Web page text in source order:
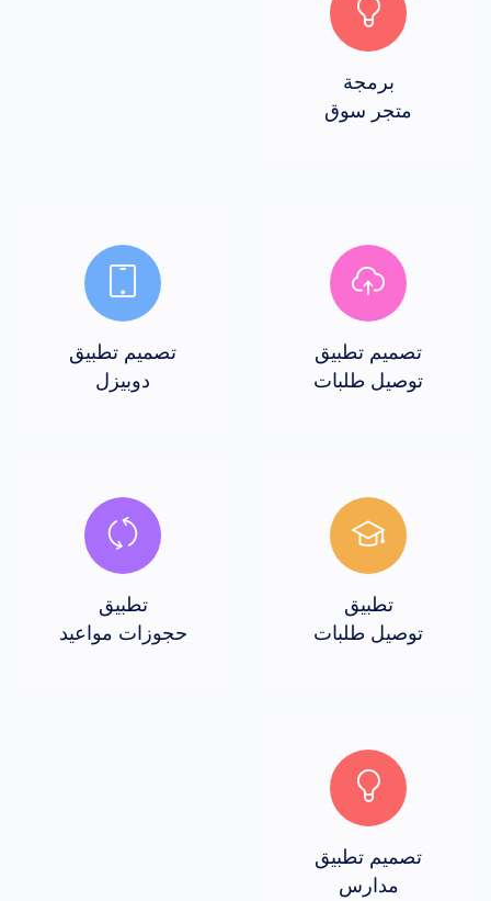
برمجة
متجر سوق
تصميم تطبيق
توصيل طلبات
تصميم تطبيق
دوبيزل
تطبيق
توصيل طلبات
تطبيق
حجوزات مواعيد
تصميم تطبيق
مدارس